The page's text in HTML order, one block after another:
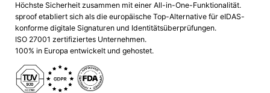
Höchste Sicherheit zusammen mit einer All-in-One-Funktionalität.
sproof etabliert sich als die europäische Top-Alternative für eIDAS-
konforme digitale Signaturen und Identitätsüberprüfungen.
ISO 27001 zertifiziertes Unternehmen.
100% in Europa entwickelt und gehostet.